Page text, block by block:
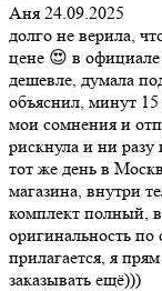
Аня 24.09.2025
долго не верила,
цене 😍 в официале
дешевле, думала
объяснил, минут 15
мои сомнения и
рискнула и ни
тот же день в
магазина, внутри
комплект полный,
оригинальность
прилагается, я
заказывать ещё)))